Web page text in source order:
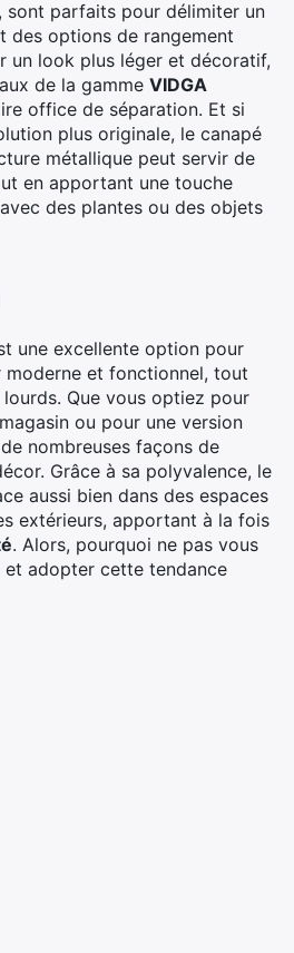
sont parfaits pour délimiter un
des options de rangement
un look plus léger et décoratif,
de la gamme VIDGA
office de séparation. Et si
plus originale, le canapé
métallique peut servir de
en apportant une touche
des plantes ou des objets
une excellente option pour
moderne et fonctionnel, tout
Que vous optiez pour
ou pour une version
nombreuses façons de
Grâce à sa polyvalence, le
aussi bien dans des espaces
extérieurs, apportant à la fois
. Alors, pourquoi ne pas vous
et adopter cette tendance